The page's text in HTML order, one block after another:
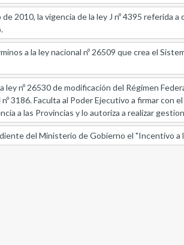
2010, la vigencia de la ley J nº 4395 referida
a la ley nacional nº 26509 que crea el
nº 26530 de modificación del Régimen
3186. Faculta al Poder Ejecutivo a firmar con
a las Provincias y lo autoriza a realizar
del Ministerio de Gobierno el "Incentivo a